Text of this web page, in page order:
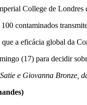
College de Londres
contaminados
a eficácia global da
(17) para decidir
e Giovanna Bronze,